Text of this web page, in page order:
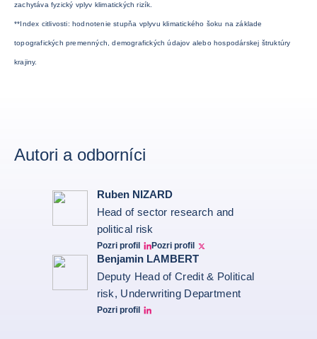
zachytáva fyzický vplyv klimatických rizík.
**Index citlivosti: hodnotenie stupňa vplyvu klimatického šoku na základe
topografických premenných, demografických údajov alebo hospodárskej štruktúry
krajiny.
Autori a odborníci
Ruben NIZARD
Head of sector research and
political risk
Pozri profil
Ruben Nizard linkedin
Pozri profil
Ruben Nizard twitter
Benjamin LAMBERT
Deputy Head of Credit & Political
risk, Underwriting Department
Pozri profil
Benjamin Lambert Linkedin Profile